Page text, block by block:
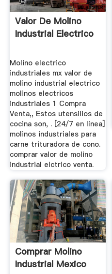
Valor De Molino
Industrial Electrico
Molino electrico
industriales mx valor de
molino industrial electrico
molinos electricos
industriales 1 Compra
Venta,, Estos utensilios de
cocina son, . [24/7 en línea]
molinos industriales para
carne trituradora de cono.
comprar valor de molino
industrial elctrico venta.
Comprar Molino
Industrial Mexico